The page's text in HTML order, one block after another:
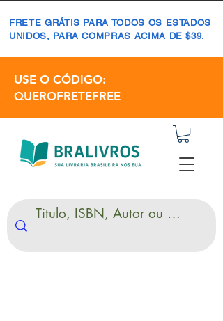
FRETE GRÁTIS PARA TODOS OS ESTADOS
UNIDOS, PARA COMPRAS ACIMA DE $39.
USE O CÓDIGO:
QUEROFRETEFREE